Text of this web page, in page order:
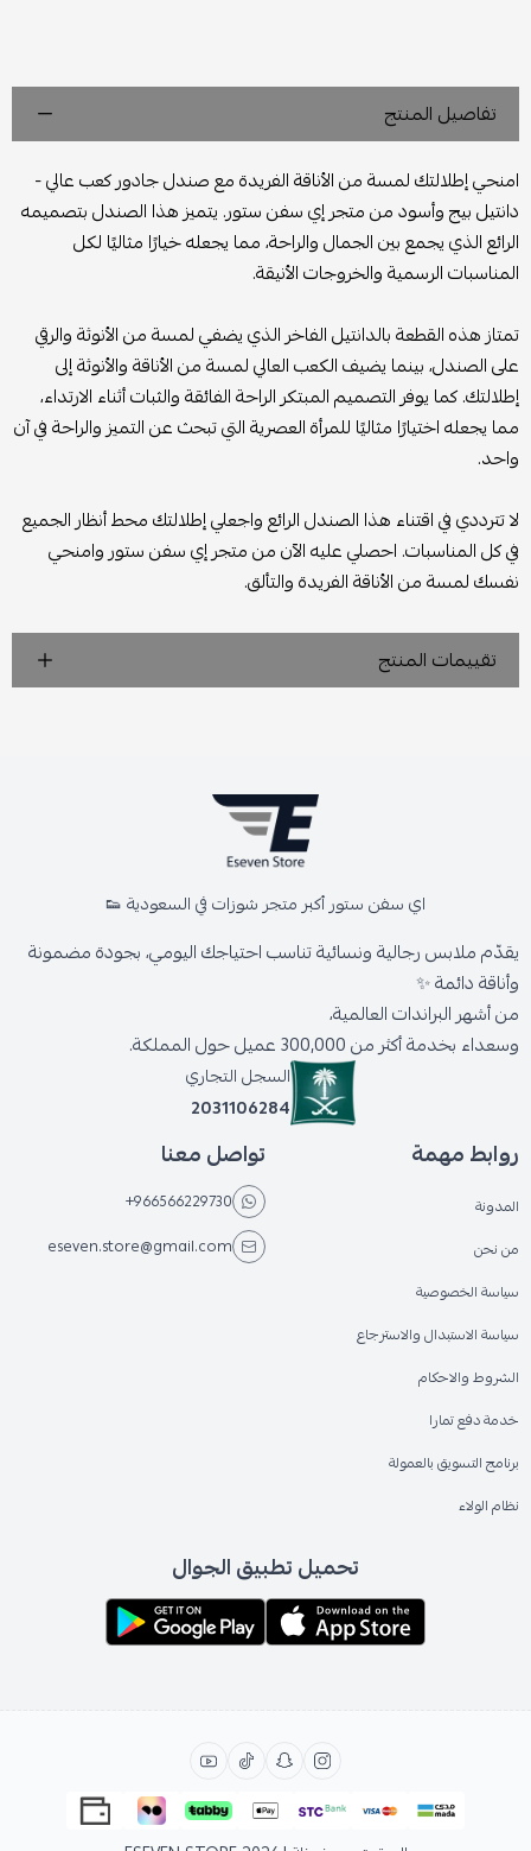
تفاصيل المنتج
امنحي إطلالتك لمسة من الأناقة الفريدة مع صندل جادور كعب عالي -
دانتيل بيج وأسود من متجر إي سفن ستور. يتميز هذا الصندل بتصميمه
الرائع الذي يجمع بين الجمال والراحة، مما يجعله خيارًا مثاليًا لكل
المناسبات الرسمية والخروجات الأنيقة.
تمتاز هذه القطعة بالدانتيل الفاخر الذي يضفي لمسة من الأنوثة والرقي
على الصندل، بينما يضيف الكعب العالي لمسة من الأناقة والأنوثة إلى
إطلالتك. كما يوفر التصميم المبتكر الراحة الفائقة والثبات أثناء الارتداء،
مما يجعله اختيارًا مثاليًا للمرأة العصرية التي تبحث عن التميز والراحة في آن
واحد.
لا تترددي في اقتناء هذا الصندل الرائع واجعلي إطلالتك محط أنظار الجميع
في كل المناسبات. احصلي عليه الآن من متجر إي سفن ستور وامنحي
نفسك لمسة من الأناقة الفريدة والتألق.
تقييمات المنتج
اي سفن ستور أكبر متجر شوزات في السعودية 👟
يقدّم ملابس رجالية ونسائية تناسب احتياجك اليومي، بجودة مضمونة
وأناقة دائمة ✨
من أشهر البراندات العالمية،
وسعداء بخدمة أكثر من 300,000 عميل حول المملكة.
السجل التجاري
2031106284
روابط مهمة
المدونة
من نحن
سياسة الخصوصية
سياسة الاستبدال والاسترجاع
الشروط والاحكام
خدمة دفع تمارا
برنامج التسويق بالعمولة
نظام الولاء
تواصل معنا
+966566229730
eseven.store@gmail.com
تحميل تطبيق الجوال